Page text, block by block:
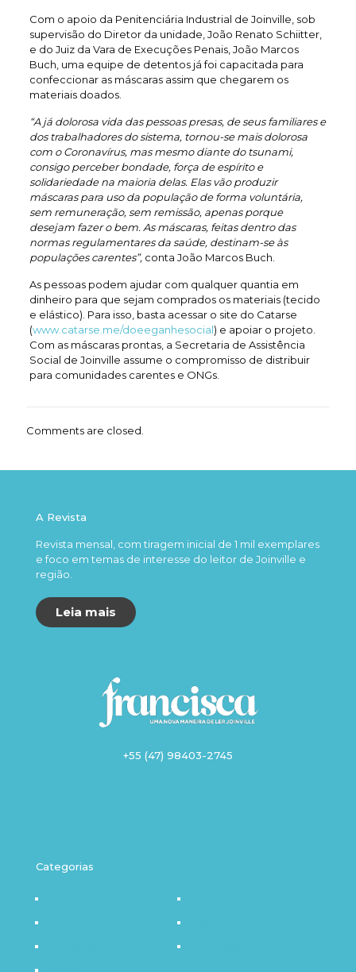
Com o apoio da Penitenciária Industrial de Joinville, sob
supervisão do Diretor da unidade, João Renato Schiitter,
e do Juiz da Vara de Execuções Penais, João Marcos
Buch, uma equipe de detentos já foi capacitada para
confeccionar as máscaras assim que chegarem os
materiais doados.
“A já dolorosa vida das pessoas presas, de seus familiares e
dos trabalhadores do sistema, tornou-se mais dolorosa
com o Coronavírus, mas mesmo diante do tsunami,
consigo perceber bondade, força de espírito e
solidariedade na maioria delas. Elas vão produzir
máscaras para uso da população de forma voluntária,
sem remuneração, sem remissão, apenas porque
desejam fazer o bem. As máscaras, feitas dentro das
normas regulamentares da saúde, destinam-se às
populações carentes”, conta João Marcos Buch.
As pessoas podem ajudar com qualquer quantia em
dinheiro para que sejam comprados os materiais (tecido
e elástico). Para isso, basta acessar o site do Catarse
(www.catarse.me/doeeganhesocial) e apoiar o projeto.
Com as máscaras prontas, a Secretaria de Assistência
Social de Joinville assume o compromisso de distribuir
para comunidades carentes e ONGs.
Comments are closed.
A Revista
Revista mensal, com tiragem inicial de 1 mil exemplares
e foco em temas de interesse do leitor de Joinville e
região.
Leia mais
+55 (47) 98403-2745
Categorias